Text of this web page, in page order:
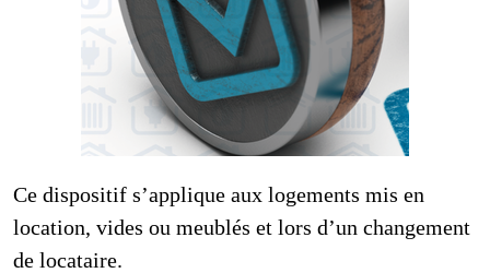
Permis de louer
Ce dispositif s’applique aux logements mis en
location, vides ou meublés et lors d’un changement
de locataire.